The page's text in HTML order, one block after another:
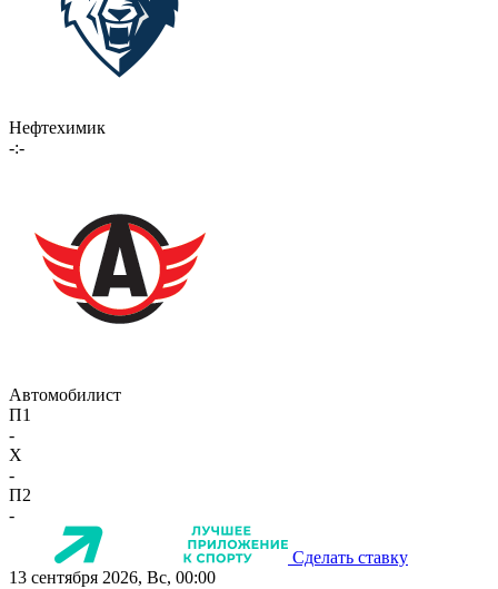
Нефтехимик
-:-
Автомобилист
П1
-
X
-
П2
-
Сделать ставку
13 сентября 2026, Вс, 00:00